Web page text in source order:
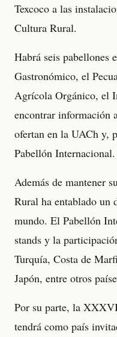
Texcoco a las
Cultura Rural.
Habrá seis pabellones
Gastronómico, el
Agrícola Orgánico, el
encontrar información
ofertan en la UACh y,
Pabellón Internacional.
Además de mantener
Rural ha entablado un
mundo. El Pabellón
stands y la
Turquía, Costa de
Japón, entre otros
Por su parte, la
tendrá como país